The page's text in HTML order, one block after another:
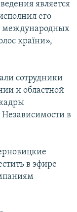
является
его
международных
країни»,
сотрудники
и областной
в
в эфире